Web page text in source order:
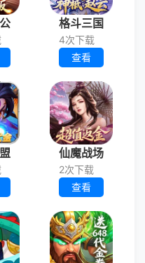
格斗三国
4次下载
查看
仙魔战场
2次下载
查看